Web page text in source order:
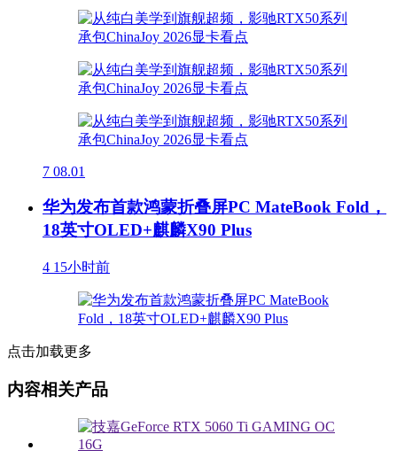
7 08.01
华为发布首款鸿蒙折叠屏PC MateBook Fold，
18英寸OLED+麒麟X90 Plus
4 15小时前
点击加载更多
内容相关产品